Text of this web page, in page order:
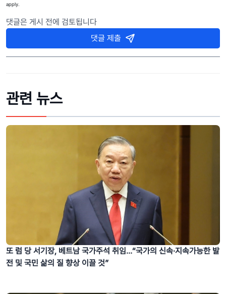
apply.
댓글은 게시 전에 검토됩니다
댓글 제출
관련 뉴스
또 럼 당 서기장, 베트남 국가주석 취임…“국가의 신속·지속가능한 발
전 및 국민 삶의 질 향상 이끌 것”